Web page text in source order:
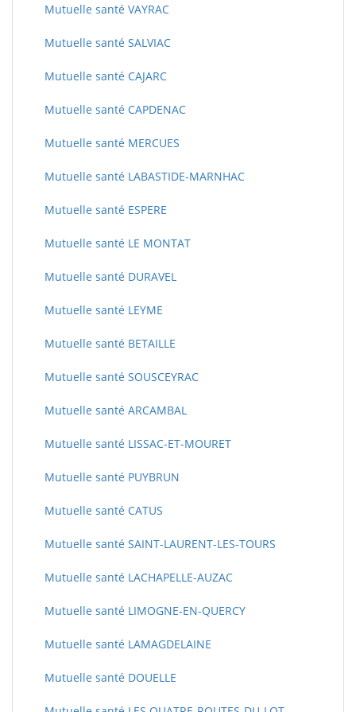
Mutuelle santé VAYRAC
Mutuelle santé SALVIAC
Mutuelle santé CAJARC
Mutuelle santé CAPDENAC
Mutuelle santé MERCUES
Mutuelle santé LABASTIDE-MARNHAC
Mutuelle santé ESPERE
Mutuelle santé LE MONTAT
Mutuelle santé DURAVEL
Mutuelle santé LEYME
Mutuelle santé BETAILLE
Mutuelle santé SOUSCEYRAC
Mutuelle santé ARCAMBAL
Mutuelle santé LISSAC-ET-MOURET
Mutuelle santé PUYBRUN
Mutuelle santé CATUS
Mutuelle santé SAINT-LAURENT-LES-TOURS
Mutuelle santé LACHAPELLE-AUZAC
Mutuelle santé LIMOGNE-EN-QUERCY
Mutuelle santé LAMAGDELAINE
Mutuelle santé DOUELLE